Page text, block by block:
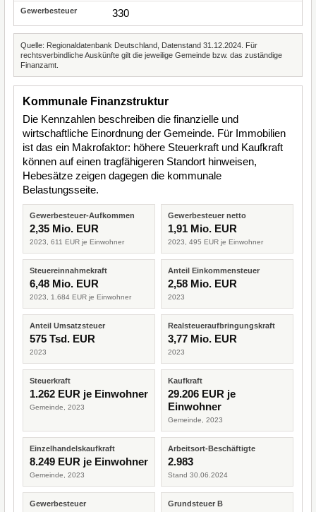
330
Quelle: Regionaldatenbank Deutschland, Datenstand 31.12.2024. Für
rechtsverbindliche Auskünfte gilt die jeweilige Gemeinde bzw. das zuständige
Finanzamt.
Kommunale Finanzstruktur
Die Kennzahlen beschreiben die finanzielle und
wirtschaftliche Einordnung der Gemeinde. Für Immobilien
ist das ein Makrofaktor: höhere Steuerkraft und Kaufkraft
können auf einen tragfähigeren Standort hinweisen,
Hebesätze zeigen dagegen die kommunale
Belastungsseite.
Gewerbesteuer-Aufkommen
2,35 Mio. EUR
2023, 611 EUR je Einwohner
Gewerbesteuer netto
1,91 Mio. EUR
2023, 495 EUR je Einwohner
Steuereinnahmekraft
6,48 Mio. EUR
2023, 1.684 EUR je Einwohner
Anteil Einkommensteuer
2,58 Mio. EUR
2023
Anteil Umsatzsteuer
575 Tsd. EUR
2023
Realsteueraufbringungskraft
3,77 Mio. EUR
2023
Steuerkraft
1.262 EUR je Einwohner
Gemeinde, 2023
Kaufkraft
29.206 EUR je
Einwohner
Gemeinde, 2023
Einzelhandelskaufkraft
8.249 EUR je Einwohner
Gemeinde, 2023
Arbeitsort-Beschäftigte
2.983
Stand 30.06.2024
Gewerbesteuer Grundsteuer B